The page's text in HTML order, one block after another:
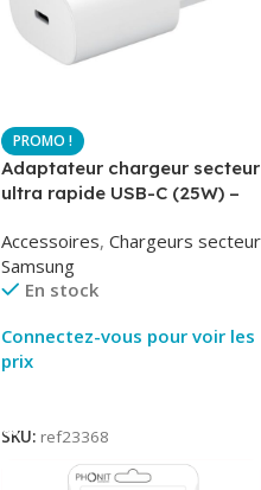
Adaptateur chargeur secteur
ultra rapide USB-C (25W) –
EP-TA800
Accessoires, Chargeurs secteur
Samsung
En stock
Connectez-vous pour voir les
prix
SKU: ref23368